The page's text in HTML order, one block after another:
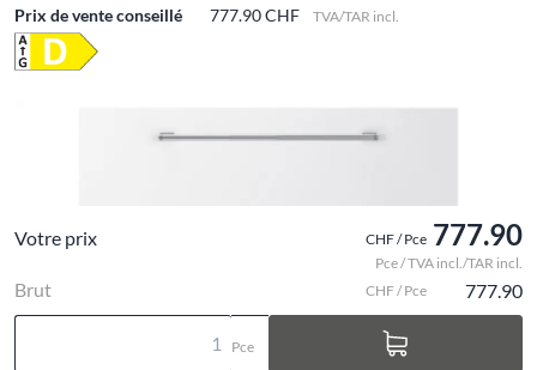
Prix de vente conseillé
777.90 CHF TVA/TAR incl.
Votre prix CHF / Pce 777.90
Pce / TVA incl./TAR incl.
Brut CHF / Pce 777.90
Pce